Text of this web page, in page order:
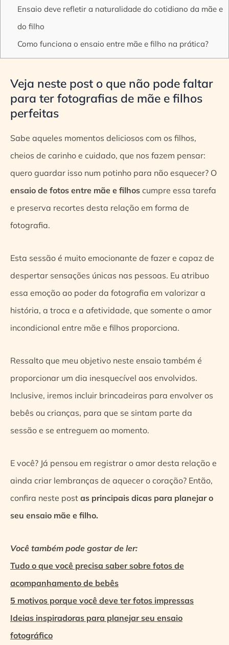
Ensaio deve refletir a naturalidade do cotidiano da mãe e
do filho
Como funciona o ensaio entre mãe e filho na prática?
Veja neste post o que não pode faltar
para ter fotografias de mãe e filhos
perfeitas
Sabe aqueles momentos deliciosos com os filhos,
cheios de carinho e cuidado, que nos fazem pensar:
quero guardar isso num potinho para não esquecer? O
ensaio de fotos entre mãe e filhos cumpre essa tarefa
e preserva recortes desta relação em forma de
fotografia.
Esta sessão é muito emocionante de fazer e capaz de
despertar sensações únicas nas pessoas. Eu atribuo
essa emoção ao poder da fotografia em valorizar a
história, a troca e a afetividade, que somente o amor
incondicional entre mãe e filhos proporciona.
Ressalto que meu objetivo neste ensaio também é
proporcionar um dia inesquecível aos envolvidos.
Inclusive, iremos incluir brincadeiras para envolver os
bebês ou crianças, para que se sintam parte da
sessão e se entreguem ao momento.
E você? Já pensou em registrar o amor desta relação e
ainda criar lembranças de aquecer o coração? Então,
confira neste post as principais dicas para planejar o
seu ensaio mãe e filho.
Você também pode gostar de ler:
Tudo o que você precisa saber sobre fotos de
acompanhamento de bebês
5 motivos porque você deve ter fotos impressas
Ideias inspiradoras para planejar seu ensaio
fotográfico